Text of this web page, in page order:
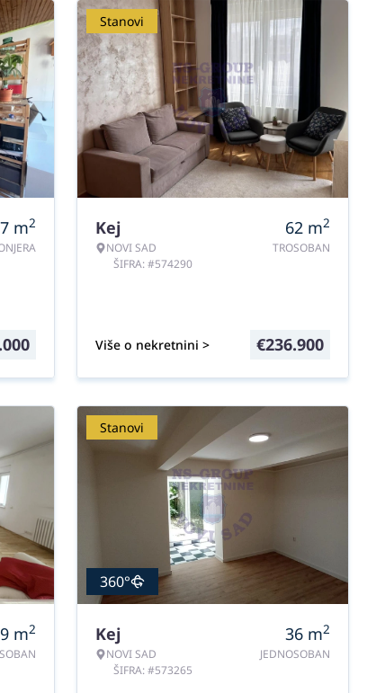
m2
Stanovi
Kej
NOVI SAD
ŠIFRA: #574290
62 m2
TROSOBAN
Više o nekretnini > €236.900
m2
Stanovi
360°
Kej
NOVI SAD
ŠIFRA: #573265
36 m2
JEDNOSOBAN